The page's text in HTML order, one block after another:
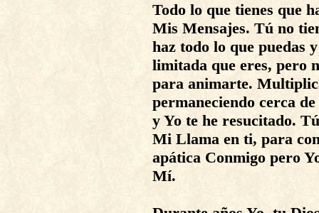
Todo lo que tienes que
Mis Mensajes. Tú no
haz todo lo que puedas
limitada que eres, pero
para animarte.
permaneciendo cerca
y Yo te he resucitado.
Mi Llama en ti, para
apática Conmigo pero
Mí.